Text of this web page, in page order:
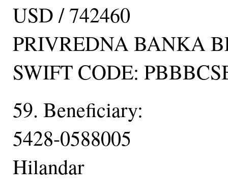
USD / 742460
PRIVREDNA BANKA
SWIFT CODE:
59. Beneficiary:
5428-0588005
Hilandar